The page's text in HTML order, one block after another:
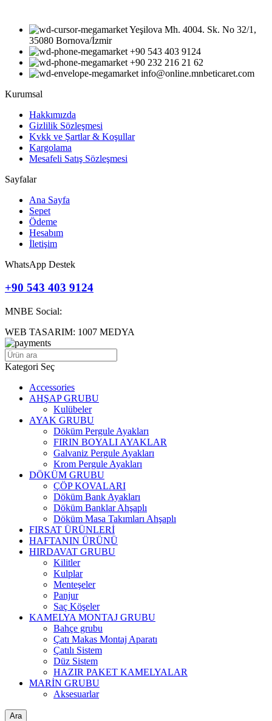
Yeşilova Mh. 4004. Sk. No 32/1,
35080 Bornova/İzmir
+90 543 403 9124
‎+90 232 216 21 62
info@online.mnbeticaret.com
Kurumsal
Hakkımızda
Gizlilik Sözleşmesi
Kvkk ve Şartlar & Koşullar
Kargolama
Mesafeli Satış Sözleşmesi
Sayfalar
Ana Sayfa
Sepet
Ödeme
Hesabım
İletişim
WhatsApp Destek
+90 543 403 9124
MNBE Social:
WEB TASARIM: 1007 MEDYA
Kategori Seç
Accessories
AHŞAP GRUBU
Kulübeler
AYAK GRUBU
Döküm Pergule Ayakları
FIRIN BOYALI AYAKLAR
Galvaniz Pergule Ayakları
Krom Pergule Ayakları
DÖKÜM GRUBU
ÇÖP KOVALARI
Döküm Bank Ayakları
Döküm Banklar Ahşaplı
Döküm Masa Takımları Ahşaplı
FIRSAT ÜRÜNLERİ
HAFTANIN ÜRÜNÜ
HIRDAVAT GRUBU
Kilitler
Kulplar
Menteşeler
Panjur
Saç Köşeler
KAMELYA MONTAJ GRUBU
Bahçe grubu
Çatı Makas Montaj Aparatı
Çatılı Sistem
Düz Sistem
HAZIR PAKET KAMELYALAR
MARİN GRUBU
Aksesuarlar
Ara